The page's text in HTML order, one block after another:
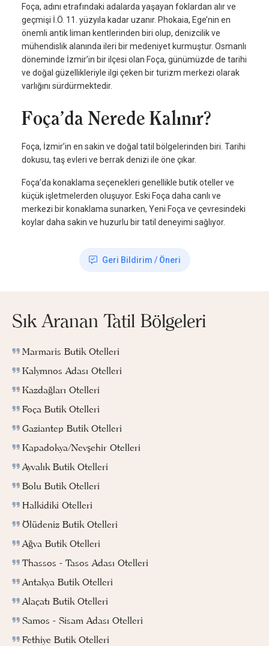
Foça, adını etrafındaki adalarda yaşayan foklardan alır ve
geçmişi İ.Ö. 11. yüzyıla kadar uzanır. Phokaia, Ege’nin en
önemli antik liman kentlerinden biri olup, denizcilik ve
mühendislik alanında ileri bir medeniyet kurmuştur. Osmanlı
döneminde İzmir’in bir ilçesi olan Foça, günümüzde de tarihi
ve doğal güzellikleriyle ilgi çeken bir turizm merkezi olarak
varlığını sürdürmektedir.
Foça’da Nerede Kalınır?
Foça, İzmir’in en sakin ve doğal tatil bölgelerinden biri. Tarihi
dokusu, taş evleri ve berrak denizi ile öne çıkar.
Foça’da konaklama seçenekleri genellikle butik oteller ve
küçük işletmelerden oluşuyor. Eski Foça daha canlı ve
merkezi bir konaklama sunarken, Yeni Foça ve çevresindeki
koylar daha sakin ve huzurlu bir tatil deneyimi sağlıyor.
Geri Bildirim / Öneri
Sık Aranan Tatil Bölgeleri
Marmaris Butik Otelleri
Kalymnos Adası Otelleri
Kazdağları Otelleri
Foça Butik Otelleri
Gaziantep Butik Otelleri
Kapadokya/Nevşehir Otelleri
Ayvalık Butik Otelleri
Bolu Butik Otelleri
Halkidiki Otelleri
Ölüdeniz Butik Otelleri
Ağva Butik Otelleri
Thassos - Tasos Adası Otelleri
Antakya Butik Otelleri
Alaçatı Butik Otelleri
Samos - Sisam Adası Otelleri
Fethiye Butik Otelleri